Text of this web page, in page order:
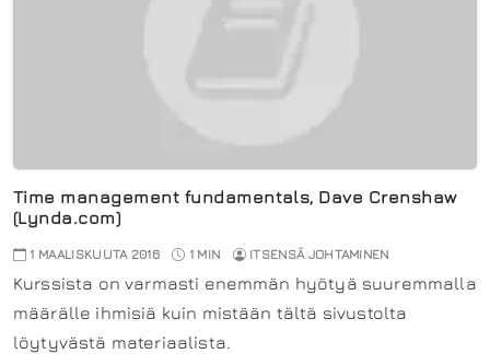
Time management fundamentals, Dave Crenshaw
(Lynda.com)
1 MAALISKUUTA 2016 1 MIN ITSENSÄ JOHTAMINEN
Kurssista on varmasti enemmän hyötyä suuremmalla
määrälle ihmisiä kuin mistään tältä sivustolta
löytyvästä materiaalista.